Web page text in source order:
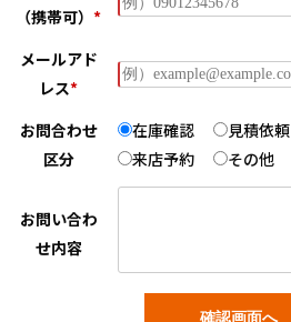
（携帯可）*
メールアド
レス*
お問合わせ
区分
在庫確認 見積依頼
来店予約
その他
お問い合わ
せ内容